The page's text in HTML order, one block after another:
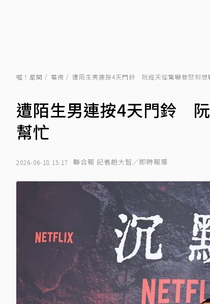
噓！星聞 電視 遭陌生男連按4天門鈴 阮經天從驚嚇發怒到想
遭陌生男連按4天門鈴
幫忙
2026-06-18 15:17 聯合報 記者趙大智／即時報導